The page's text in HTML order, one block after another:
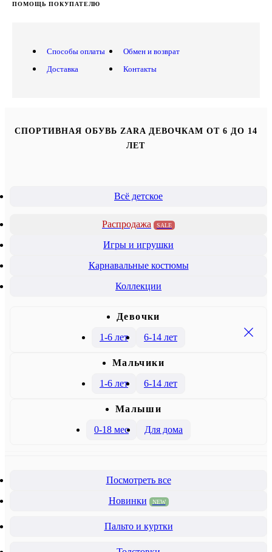
ПОМОЩЬ ПОКУПАТЕЛЮ
Способы оплаты
Доставка
Обмен и возврат
Контакты
СПОРТИВНАЯ ОБУВЬ ZARA ДЕВОЧКАМ ОТ 6 ДО 14
ЛЕТ
Всё детское
Распродажа SALE
Игры и игрушки
Карнавальные костюмы
Коллекции
Девочки
1-6 лет
6-14 лет
Mальчики
1-6 лет
6-14 лет
Малыши
0-18 мес
Для дома
Посмотреть все
Новинки
NEW
Пальто и куртки